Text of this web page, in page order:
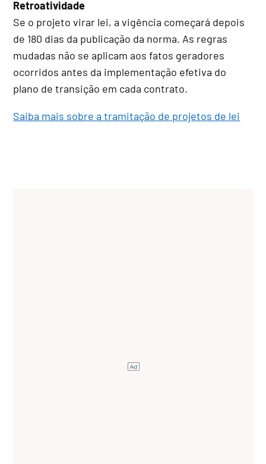
Retroatividade
Se o projeto virar lei, a vigência começará depois
de 180 dias da publicação da norma. As regras
mudadas não se aplicam aos fatos geradores
ocorridos antes da implementação efetiva do
plano de transição em cada contrato.
Saiba mais sobre a tramitação de projetos de lei